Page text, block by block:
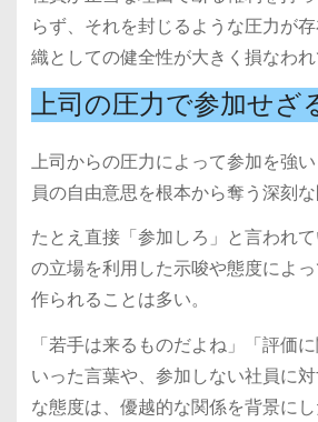
らず、それを封じるような圧力が
織としての健全性が大きく損なわれ
上司の圧力で参加せざ
上司からの圧力によって参加を強
員の自由意思を根本から奪う深刻な
たとえ直接「参加しろ」と言われ
の立場を利用した示唆や態度によ
作られることは多い。
「若手は来るものだよね」「評価
いった言葉や、参加しない社員に
な態度は、優越的な関係を背景に